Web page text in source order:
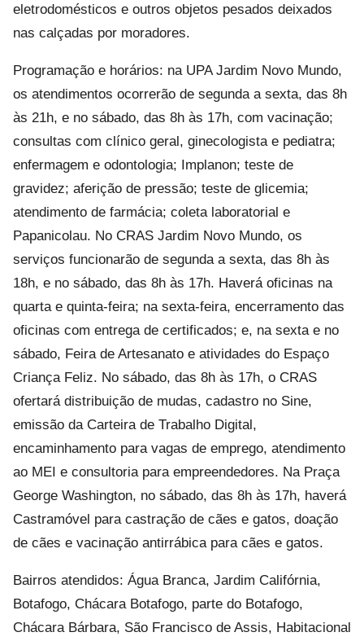
eletrodomésticos e outros objetos pesados deixados
nas calçadas por moradores.
Programação e horários: na UPA Jardim Novo Mundo,
os atendimentos ocorrerão de segunda a sexta, das 8h
às 21h, e no sábado, das 8h às 17h, com vacinação;
consultas com clínico geral, ginecologista e pediatra;
enfermagem e odontologia; Implanon; teste de
gravidez; aferição de pressão; teste de glicemia;
atendimento de farmácia; coleta laboratorial e
Papanicolau. No CRAS Jardim Novo Mundo, os
serviços funcionarão de segunda a sexta, das 8h às
18h, e no sábado, das 8h às 17h. Haverá oficinas na
quarta e quinta-feira; na sexta-feira, encerramento das
oficinas com entrega de certificados; e, na sexta e no
sábado, Feira de Artesanato e atividades do Espaço
Criança Feliz. No sábado, das 8h às 17h, o CRAS
ofertará distribuição de mudas, cadastro no Sine,
emissão da Carteira de Trabalho Digital,
encaminhamento para vagas de emprego, atendimento
ao MEI e consultoria para empreendedores. Na Praça
George Washington, no sábado, das 8h às 17h, haverá
Castramóvel para castração de cães e gatos, doação
de cães e vacinação antirrábica para cães e gatos.
Bairros atendidos: Água Branca, Jardim Califórnia,
Botafogo, Chácara Botafogo, parte do Botafogo,
Chácara Bárbara, São Francisco de Assis, Habitacional